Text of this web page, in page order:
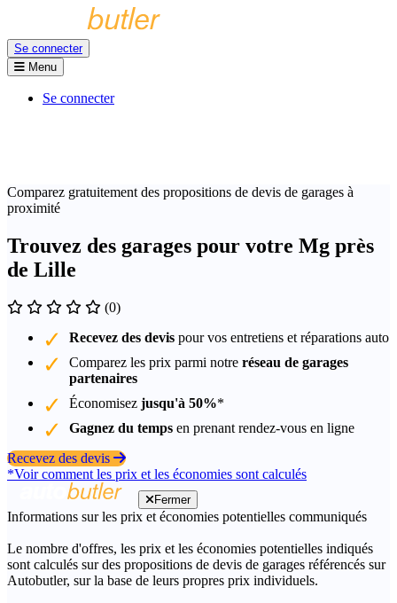
Se connecter
Menu
Se connecter
Comparez gratuitement des propositions de devis de garages à
proximité
Trouvez des garages pour votre Mg près
de Lille
(0)
Recevez des devis pour vos entretiens et réparations auto
Comparez les prix parmi notre réseau de garages
partenaires
Économisez jusqu'à 50%*
Gagnez du temps en prenant rendez-vous en ligne
Recevez des devis
*Voir comment les prix et les économies sont calculés
Fermer
Informations sur les prix et économies potentielles communiqués
Le nombre d'offres, les prix et les économies potentielles indiqués
sont calculés sur des propositions de devis de garages référencés sur
Autobutler, sur la base de leurs propres prix individuels.